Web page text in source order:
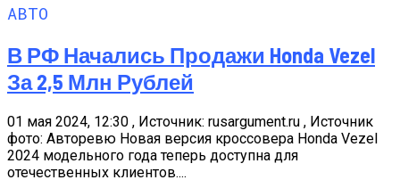
АВТО
В РФ Начались Продажи Honda Vezel
За 2,5 Млн Рублей
01 мая 2024, 12:30 , Источник: rusargument.ru , Источник
фото: Авторевю Новая версия кроссовера Honda Vezel
2024 модельного года теперь доступна для
отечественных клиентов....